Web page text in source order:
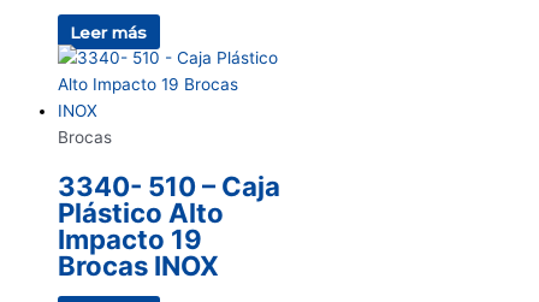
Leer más
Brocas
3340- 510 – Caja
Plástico Alto
Impacto 19
Brocas INOX